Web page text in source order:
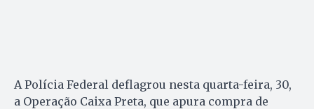
A Polícia Federal deflagrou nesta quarta-feira, 30,
a Operação Caixa Preta, que apura compra de